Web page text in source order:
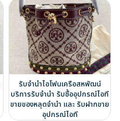
รับจำนำไอโฟนเครือสหพัฒน์
บริการรับจำนำ รับซื้ออุปกรณ์ไอที
ขายของหลุดจำนำ และ รับฝากขาย
อุปกรณ์ไอที